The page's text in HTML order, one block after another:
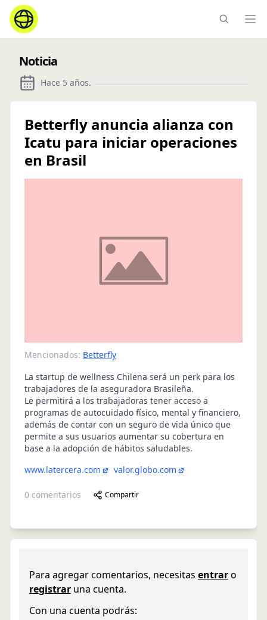
Noticia
Hace 5 años.
Betterfly anuncia alianza con
Icatu para iniciar operaciones
en Brasil
Mencionados: Betterfly
La startup de wellness Chilena será un perk para los
trabajadores de la aseguradora Brasileña.
Le permitirá a los trabajadoras tener acceso a
programas de autocuidado físico, mental y financiero,
además de contar con un seguro de vida único que
permite a sus usuarios aumentar su cobertura en
base a la adopción de hábitos saludables.
www.latercera.com
valor.globo.com
0 comentarios Compartir
Para agregar comentarios, necesitas entraro
registrar una cuenta.
Con una cuenta podrás: